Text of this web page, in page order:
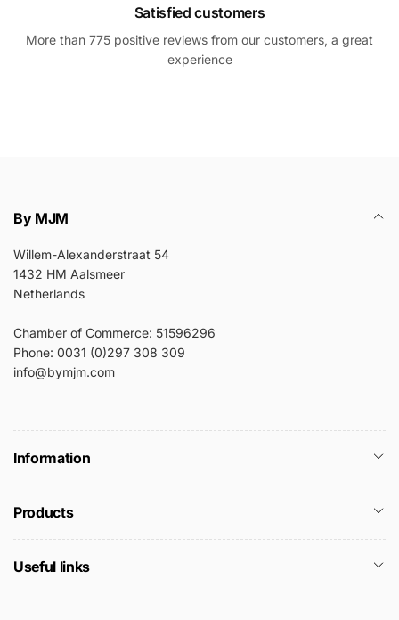
Satisfied customers
More than 775 positive reviews from our customers, a great
experience
By MJM
Willem-Alexanderstraat 54
1432 HM Aalsmeer
Netherlands
Chamber of Commerce: 51596296
Phone: 0031 (0)297 308 309
info@bymjm.com
Information
Products
Useful links